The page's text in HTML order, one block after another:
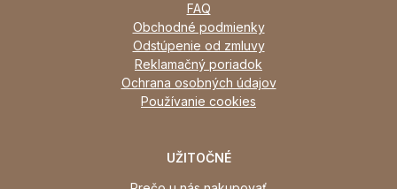
FAQ
Obchodné podmienky
Odstúpenie od zmluvy
Reklamačný poriadok
Ochrana osobných údajov
Používanie cookies
UŽITOČNÉ